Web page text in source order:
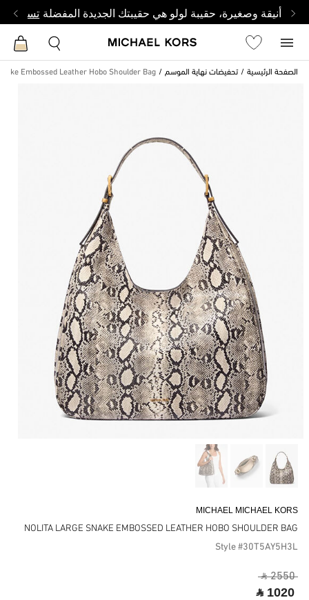
أنيقة وصغيرة، حقيبة لولو هي حقيبتك الجديدة المفضلة تسوق
الصفحة الرئيسية تحفيضات نهاية الموسم Embossed Leather Hobo Shoulder Bag
MICHAEL MICHAEL KORS
NOLITA LARGE SNAKE EMBOSSED LEATHER HOBO SHOULDER BAG
Style #30T5AY5H3L
‎ ⃁ 2550 ‎
‎ ⃁ 1020 ‎